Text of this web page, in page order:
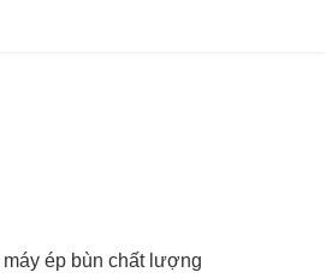
ép bùn chất lượng